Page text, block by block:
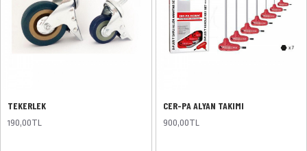
TEKERLEK
190,00TL
CER-PA ALYAN TAKIMI
900,00TL